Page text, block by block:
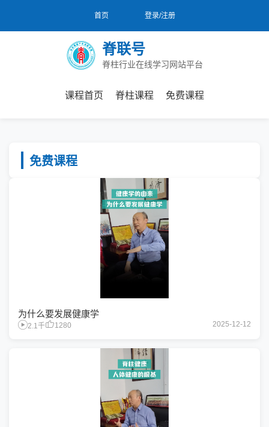
首页 登录/注册
脊联号
脊柱行业在线学习网站平台
课程首页 脊柱课程 免费课程
免费课程
为什么要发展健康学
2.1千 1280 2025-12-12